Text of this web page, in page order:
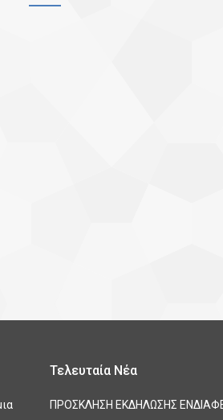
Τελευταία Νέα
ΠΡΟΣΚΛΗΣΗ ΕΚΔΗΛΩΣΗΣ